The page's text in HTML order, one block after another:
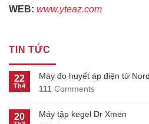
WEB: www.yteaz.com
TIN TỨC
22
Th4
Máy đo huyết áp điện tử
111 Comments
20
Máy tập kegel Dr Xmen